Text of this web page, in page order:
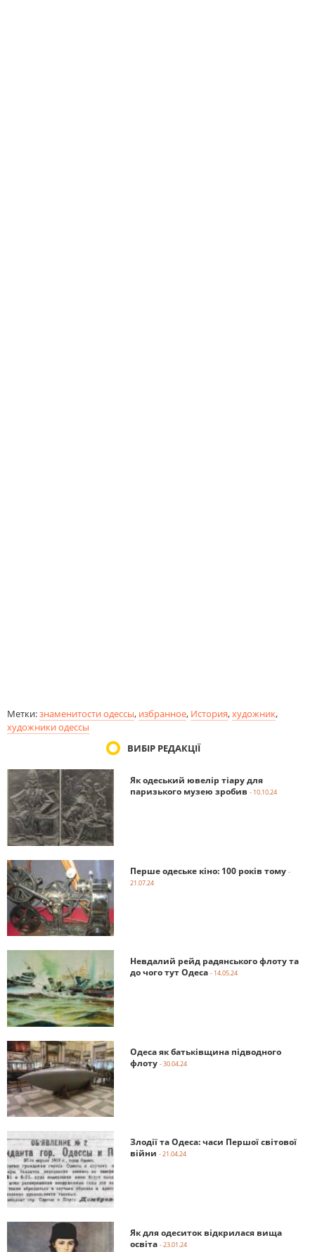
Метки:знаменитости одессы, избранное, История,художник,
художники одессы
ВИБІР РЕДАКЦІЇ
Як одеський ювелір тіару для
паризького музею зробив - 10.10.24
Перше одеське кіно: 100 років тому -
21.07.24
Невдалий рейд радянського флоту та
до чого тут Одеса - 14.05.24
Одеса як батьківщина підводного
флоту - 30.04.24
Злодії та Одеса: часи Першої світової
війни - 21.04.24
Як для одеситок відкрилася вища
освіта - 23.01.24